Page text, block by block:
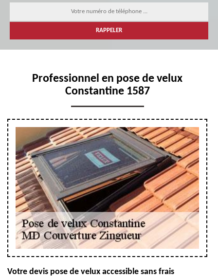
Professionnel en pose de velux
Constantine 1587
Votre devis pose de velux accessible sans frais